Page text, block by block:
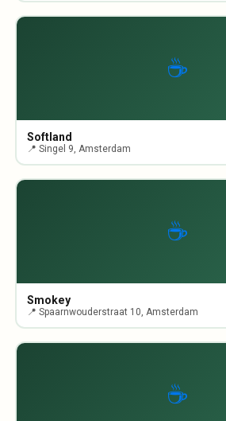
☕
Softland
📍 Singel 9, Amsterdam
☕
Smokey
📍 Spaarnwouderstraat 10, Amsterdam
☕